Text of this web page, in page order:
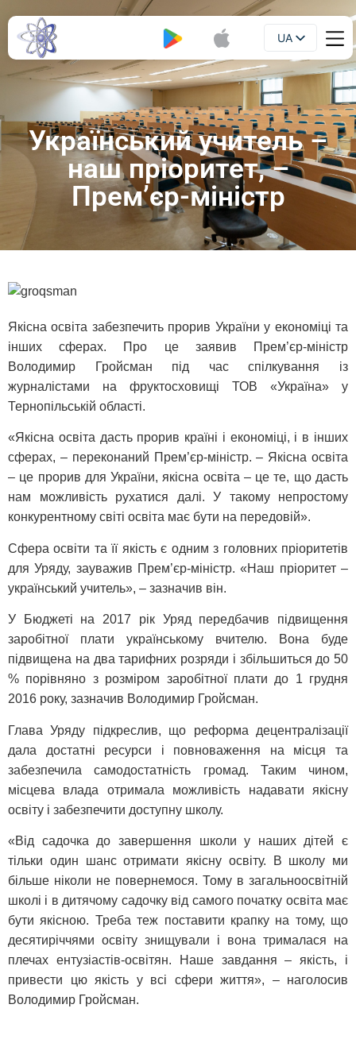
UA
EN
Український учитель –
наш пріоритет, –
Прем’єр-міністр
Якісна освіта забезпечить прорив України у економіці та
інших сферах. Про це заявив Прем’єр-міністр
Володимир Гройсман під час спілкування із
журналістами на фруктосховищі ТОВ «Україна» у
Тернопільській області.
«Якісна освіта дасть прорив країні і економіці, і в інших
сферах, – переконаний Прем’єр-міністр. – Якісна освіта
– це прорив для України, якісна освіта – це те, що дасть
нам можливість рухатися далі. У такому непростому
конкурентному світі освіта має бути на передовій».
Сфера освіти та її якість є одним з головних пріоритетів
для Уряду, зауважив Прем’єр-міністр. «Наш пріоритет –
український учитель», – зазначив він.
У Бюджеті на 2017 рік Уряд передбачив підвищення
заробітної плати українському вчителю. Вона буде
підвищена на два тарифних розряди і збільшиться до 50
% порівняно з розміром заробітної плати до 1 грудня
2016 року, зазначив Володимир Гройсман.
Глава Уряду підкреслив, що реформа децентралізації
дала достатні ресурси і повноваження на місця та
забезпечила самодостатність громад. Таким чином,
місцева влада отримала можливість надавати якісну
освіту і забезпечити доступну школу.
«Від садочка до завершення школи у наших дітей є
тільки один шанс отримати якісну освіту. В школу ми
більше ніколи не повернемося. Тому в загальноосвітній
школі і в дитячому садочку від самого початку освіта має
бути якісною. Треба теж поставити крапку на тому, що
десятиріччями освіту знищували і вона трималася на
плечах ентузіастів-освітян. Наше завдання – якість, і
привести цю якість у всі сфери життя», – наголосив
Володимир Гройсман.